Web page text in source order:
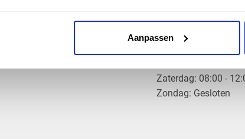
Aanpassen
​Zaterdag: 08:00 -
​Zondag: Gesloten